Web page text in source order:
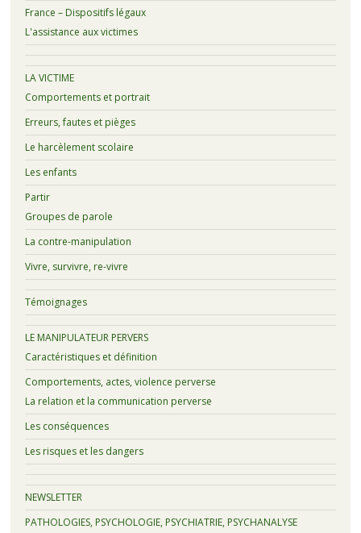
France – Dispositifs légaux
L'assistance aux victimes
LA VICTIME
Comportements et portrait
Erreurs, fautes et pièges
Le harcèlement scolaire
Les enfants
Partir
Groupes de parole
La contre-manipulation
Vivre, survivre, re-vivre
Témoignages
LE MANIPULATEUR PERVERS
Caractéristiques et définition
Comportements, actes, violence perverse
La relation et la communication perverse
Les conséquences
Les risques et les dangers
NEWSLETTER
PATHOLOGIES, PSYCHOLOGIE, PSYCHIATRIE, PSYCHANALYSE